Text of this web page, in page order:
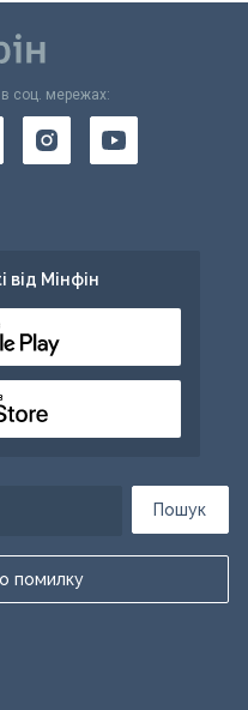
Пошук
помилку
соц. мережах:
від Мінфін